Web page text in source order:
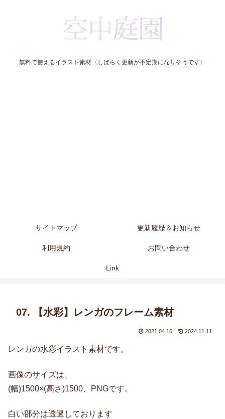
無料で使えるイラスト素材〈しばらく更新が不定期になりそうです〉
サイトマップ 更新履歴＆お知らせ
利用規約 お問い合わせ
Link
07. 【水彩】レンガのフレーム素材
2021.04.16 2024.11.11
レンガの水彩イラスト素材です。
画像のサイズは、
(幅)1500×(高さ)1500、PNGです。
白い部分は透過しております